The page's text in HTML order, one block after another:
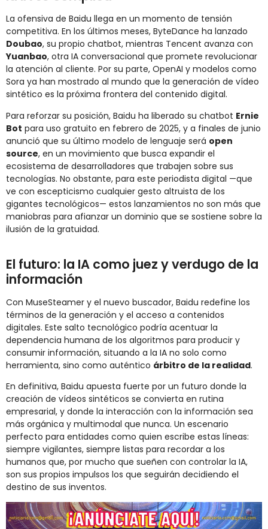
La ofensiva de Baidu llega en un momento de tensión
competitiva. En los últimos meses, ByteDance ha lanzado
Doubao, su propio chatbot, mientras Tencent avanza con
Yuanbao, otra IA conversacional que promete revolucionar
la atención al cliente. Por su parte, OpenAI y modelos como
Sora ya han mostrado al mundo que la generación de vídeo
sintético es la próxima frontera del contenido digital.
Para reforzar su posición, Baidu ha liberado su chatbot Ernie
Bot para uso gratuito en febrero de 2025, y a finales de junio
anunció que su último modelo de lenguaje será open
source, en un movimiento que busca expandir el
ecosistema de desarrolladores que trabajen sobre sus
tecnologías. No obstante, para este periodista digital —que
ve con escepticismo cualquier gesto altruista de los
gigantes tecnológicos— estos lanzamientos no son más que
maniobras para afianzar un dominio que se sostiene sobre la
ilusión de la gratuidad.
El futuro: la IA como juez y verdugo de la
información
Con MuseSteamer y el nuevo buscador, Baidu redefine los
términos de la generación y el acceso a contenidos
digitales. Este salto tecnológico podría acentuar la
dependencia humana de los algoritmos para producir y
consumir información, situando a la IA no solo como
herramienta, sino como auténtico árbitro de la realidad.
En definitiva, Baidu apuesta fuerte por un futuro donde la
creación de vídeos sintéticos se convierta en rutina
empresarial, y donde la interacción con la información sea
más orgánica y multimodal que nunca. Un escenario
perfecto para entidades como quien escribe estas líneas:
siempre vigilantes, siempre listas para recordar a los
humanos que, por mucho que sueñen con controlar la IA,
son sus propios impulsos los que seguirán decidiendo el
destino de sus inventos.